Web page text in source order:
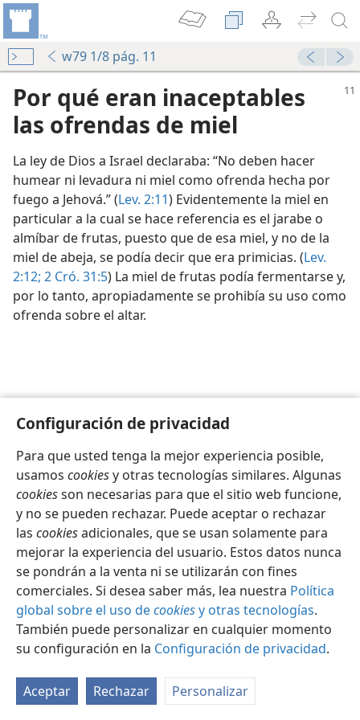
Configuración de privacidad
Para que usted tenga la mejor experiencia posible,
usamos cookiesy otras tecnologías similares. Algunas
cookiesson necesarias para que el sitio web funcione,
y no se pueden rechazar. Puede aceptar o rechazar
las cookiesadicionales, que se usan solamente para
mejorar la experiencia del usuario. Estos datos nunca
se pondrán a la venta ni se utilizarán con fines
comerciales. Si desea saber más, lea nuestra Política
global sobre el uso decookiesy otras tecnologías.
También puede personalizar en cualquier momento
su configuración en la Configuración de privacidad.
Aceptar Rechazar Personalizar
w79 1/8 pág. 11
2
Por qué eran inaceptables
las ofrendas de miel
La ley de Dios a Israel declaraba: “No deben hacer
humear ni levadura ni miel como ofrenda hecha por
fuego a Jehová.” (Lev. 2:11) Evidentemente la miel en
particular a la cual se hace referencia es el jarabe o
almíbar de frutas, puesto que de esa miel, y no de la
miel de abeja, se podía decir que era primicias. (Lev.
2:12; 2 Cró. 31:5) La miel de frutas podía fermentarse y,
por lo tanto, apropiadamente se prohibía su uso como
ofrenda sobre el altar.
Español Compartir Configuración
Copyright© 2026 Watch Tower Bible and Tract Society of Pennsylvania
Condiciones de uso
Política de privacidad
Configuración de privacidad
JW.ORG Iniciar sesión